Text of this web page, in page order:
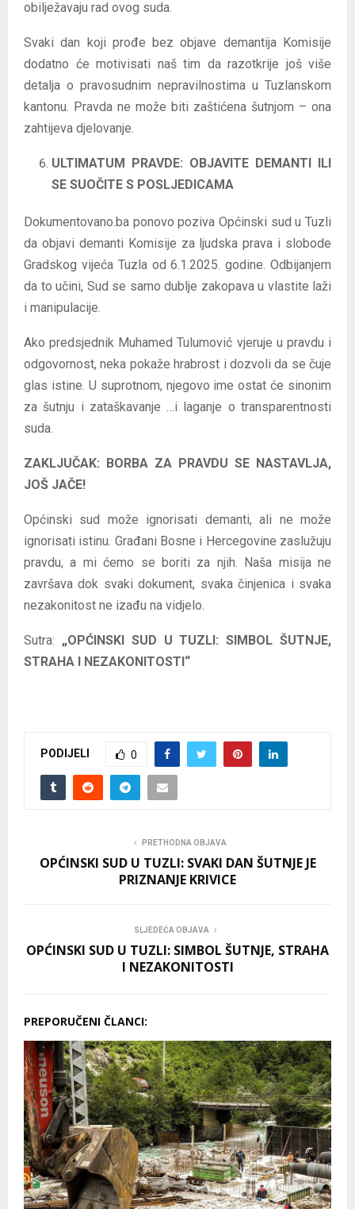
obilježavaju rad ovog suda.
Svaki dan koji prođe bez objave demantija Komisije
dodatno će motivisati naš tim da razotkrije još više
detalja o pravosudnim nepravilnostima u Tuzlanskom
kantonu. Pravda ne može biti zaštićena šutnjom – ona
zahtijeva djelovanje.
ULTIMATUM PRAVDE: OBJAVITE DEMANTI ILI
SE SUOČITE S POSLJEDICAMA
Dokumentovano.ba ponovo poziva Općinski sud u Tuzli
da objavi demanti Komisije za ljudska prava i slobode
Gradskog vijeća Tuzla od 6.1.2025. godine. Odbijanjem
da to učini, Sud se samo dublje zakopava u vlastite laži
i manipulacije.
Ako predsjednik Muhamed Tulumović vjeruje u pravdu i
odgovornost, neka pokaže hrabrost i dozvoli da se čuje
glas istine. U suprotnom, njegovo ime ostat će sinonim
za šutnju i zataškavanje …i laganje o transparentnosti
suda.
ZAKLJUČAK: BORBA ZA PRAVDU SE NASTAVLJA,
JOŠ JAČE!
Općinski sud može ignorisati demanti, ali ne može
ignorisati istinu. Građani Bosne i Hercegovine zaslužuju
pravdu, a mi ćemo se boriti za njih. Naša misija ne
završava dok svaki dokument, svaka činjenica i svaka
nezakonitost ne izađu na vidjelo.
Sutra: „OPĆINSKI SUD U TUZLI: SIMBOL ŠUTNJE,
STRAHA I NEZAKONITOSTI“
PODIJELI 0
PRETHODNA OBJAVA
OPĆINSKI SUD U TUZLI: SVAKI DAN ŠUTNJE JE
PRIZNANJE KRIVICE
SLJEDEĆA OBJAVA
OPĆINSKI SUD U TUZLI: SIMBOL ŠUTNJE, STRAHA
I NEZAKONITOSTI
PREPORUČENI ČLANCI: